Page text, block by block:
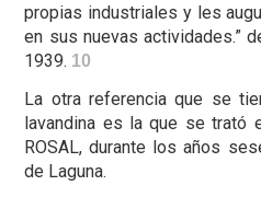
propias industriales y les
en sus nuevas actividades.”
1939. 10
La otra referencia que se
lavandina es la que se trató
ROSAL, durante los años
de Laguna.